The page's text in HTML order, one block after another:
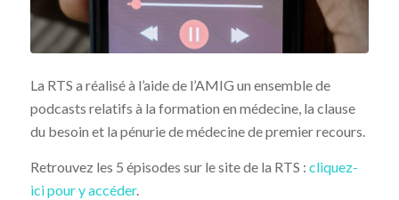
La RTS a réalisé à l’aide de l’AMIG un ensemble de
podcasts relatifs à la formation en médecine, la clause
du besoin et la pénurie de médecine de premier recours.
Retrouvez les 5 épisodes sur le site de la RTS : cliquez-
ici pour y accéder.